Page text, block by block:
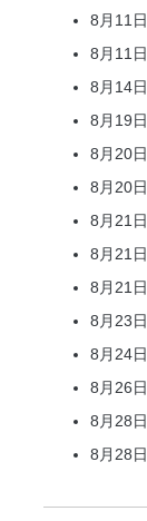
8月11日
8月11日
8月14日
8月19日
8月20日
8月20日
8月21日
8月21日
8月21日
8月23日
8月24日
8月26日
8月28日
8月28日